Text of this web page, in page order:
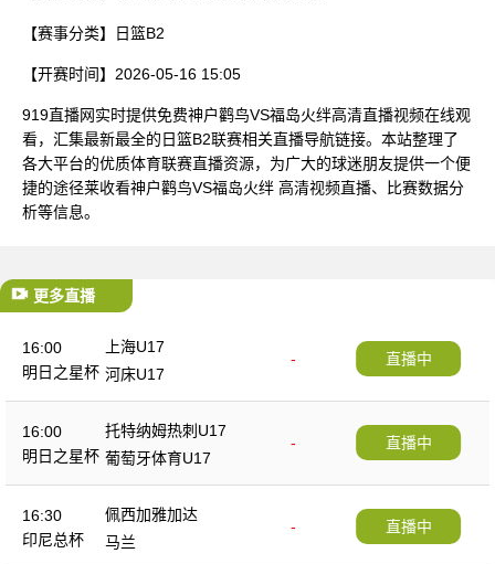
【赛事分类】 日篮B2
【开赛时间】 2026-05-16 15:05
919直播网实时提供免费神户鹳鸟VS福岛火绊高清直播视频在线观
看，汇集最新最全的日篮B2联赛相关直播导航链接。本站整理了
各大平台的优质体育联赛直播资源，为广大的球迷朋友提供一个便
捷的途径莱收看神户鹳鸟VS福岛火绊 高清视频直播、比赛数据分
析等信息。
更多直播
16:00
明日之星杯
上海U17
-
河床U17
直播中
16:00
明日之星杯
托特纳姆热刺U17
-
葡萄牙体育U17
直播中
16:30
印尼总杯
佩西加雅加达
-
马兰
直播中